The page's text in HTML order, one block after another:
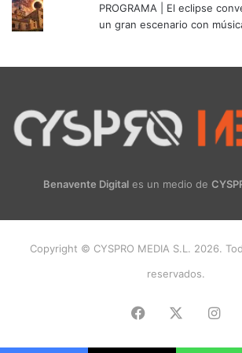
PROGRAMA | El eclipse
un gran escenario con
Benavente Digital es un medio de
Copyright © CYSPRO MEDIA S.L. 2026.
reservados.
Facebook